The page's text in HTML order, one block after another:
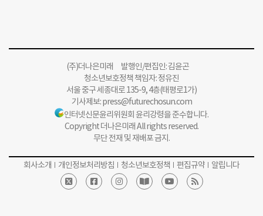
(주)더나은미래 발행인/편집인: 김윤곤
청소년보호정책 책임자: 정유진
서울 중구 세종대로 135-9, 4층(태평로1가)
기사제보:press@futurechosun.com
인터넷신문윤리위원회 윤리강령을 준수합니다.
Copyright 더나은미래 All rights reserved.
무단 전재 및 재배포 금지.
회사소개 개인정보처리방침 청소년보호정책 편집규약 알립니다